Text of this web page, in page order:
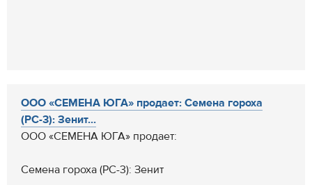
ООО «СЕМЕНА ЮГА» продает: Семена гороха
(РС-3): Зенит...
ООО «СЕМЕНА ЮГА» продает:
Семена гороха (РС-3): Зенит